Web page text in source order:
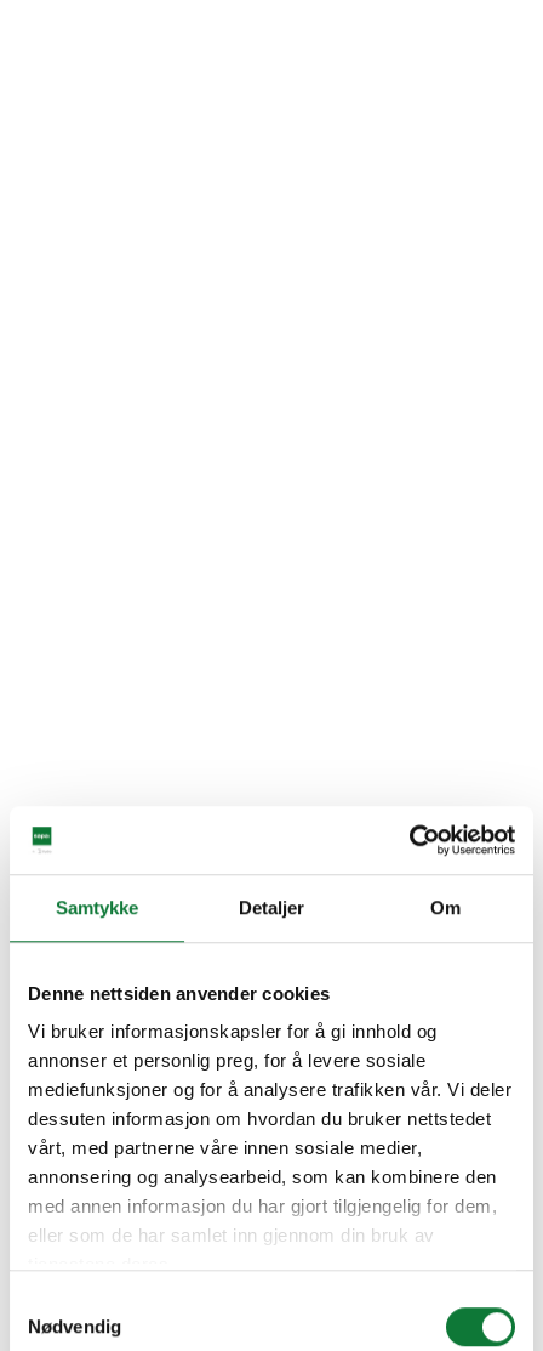
Samtykke Detaljer Om
Denne nettsiden anvender cookies
Vi bruker informasjonskapsler for å gi innhold og
annonser et personlig preg, for å levere sosiale
mediefunksjoner og for å analysere trafikken vår. Vi deler
dessuten informasjon om hvordan du bruker nettstedet
vårt, med partnerne våre innen sosiale medier,
annonsering og analysearbeid, som kan kombinere den
med annen informasjon du har gjort tilgjengelig for dem,
eller som de har samlet inn gjennom din bruk av
Nødvendig